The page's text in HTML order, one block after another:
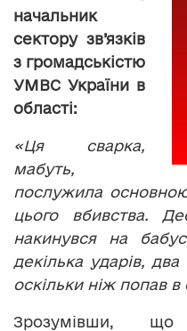
начальник
сектору зв’язків
з громадськістю
УМВС України в
області:
«Ця сварка,
мабуть,
послужила
цього вбивства.
накинувся на
декілька ударів,
оскільки ніж попав
Зрозумівши, що